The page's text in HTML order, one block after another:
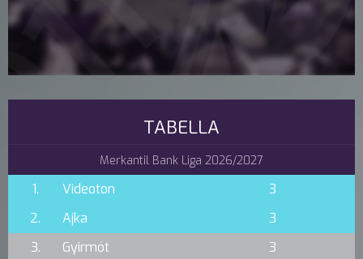
TABELLA
Merkantil Bank Liga 2026/2027
1. Videoton
3
2.
Ajka
3
3.
Gyirmót
3